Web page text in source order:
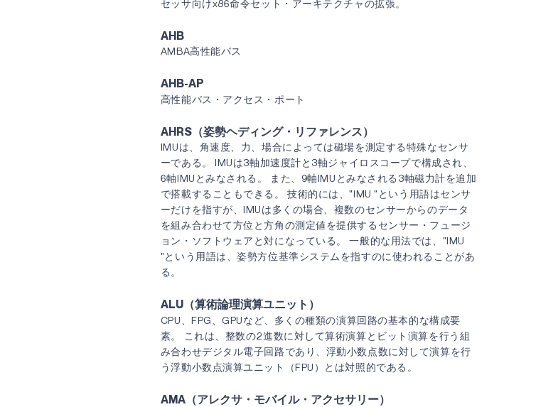
セッサ向けx86命令セット・アーキテクチャの拡張。
AHB
AMBA高性能バス
AHB-AP
高性能バス・アクセス・ポート
AHRS（姿勢ヘディング・リファレンス）
IMUは、角速度、力、場合によっては磁場を測定する特殊なセンサ
ーである。 IMUは3軸加速度計と3軸ジャイロスコープで構成され、
6軸IMUとみなされる。 また、9軸IMUとみなされる3軸磁力計を追加
で搭載することもできる。 技術的には、"IMU "という用語はセンサ
ーだけを指すが、IMUは多くの場合、複数のセンサーからのデータ
を組み合わせて方位と方角の測定値を提供するセンサー・フュージ
ョン・ソフトウェアと対になっている。 一般的な用法では、"IMU
"という用語は、姿勢方位基準システムを指すのに使われることがあ
る。
ALU（算術論理演算ユニット）
CPU、FPG、GPUなど、多くの種類の演算回路の基本的な構成要
素。 これは、整数の2進数に対して算術演算とビット演算を行う組
み合わせデジタル電子回路であり、浮動小数点数に対して演算を行
う浮動小数点演算ユニット（FPU）とは対照的である。
AMA（アレクサ・モバイル・アクセサリー）